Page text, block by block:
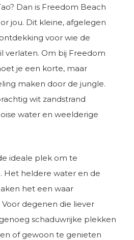
Dan is Freedom Beach
jou. Dit kleine, afgelegen
voor wie de
verlaten. Om bij Freedom
je een korte, maar
maken door de jungle.
wit zandstrand
water en weelderige
ideale plek om te
Het heldere water en de
het een waar
degenen die liever
schaduwrijke plekken
of gewoon te genieten